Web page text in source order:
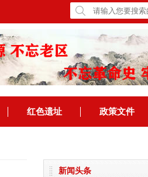
红色遗址 政策文件
新闻头条